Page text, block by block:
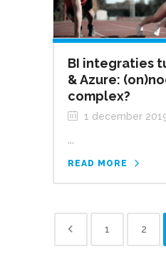
BI integraties
& Azure:
complex?
1 december
READ MORE
1 2